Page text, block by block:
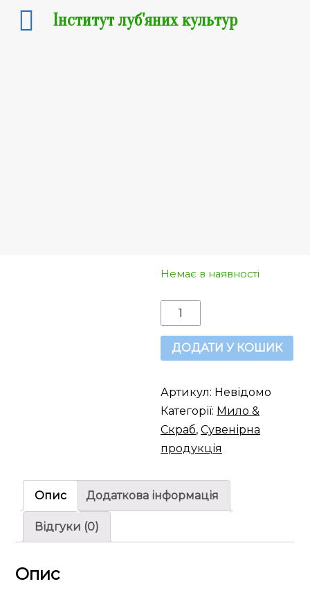
Немає в наявності
Конопляне
мило
кількість
ДОДАТИ У КОШИК
Артикул: Невідомо
Категорії: Мило &
Скраб,Сувенірна
продукція
Опис Додаткова інформація
Відгуки (0)
Опис
Інститут луб'яних культур